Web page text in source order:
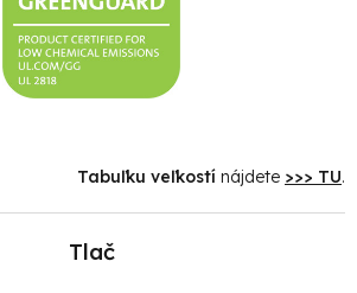
Tabuľku veľkostí nájdete >>> TU.
Tlač